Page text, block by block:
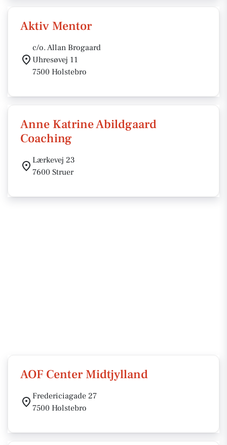
Aktiv Mentor
c/o. Allan Brogaard
Uhresøvej 11
7500 Holstebro
Anne Katrine Abildgaard
Coaching
Lærkevej 23
7600 Struer
AOF Center Midtjylland
Fredericiagade 27
7500 Holstebro